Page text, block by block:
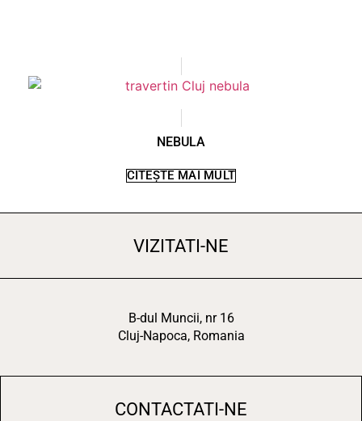
NEBULA
CITEȘTE MAI MULT
VIZITATI-NE
B-dul Muncii, nr 16
Cluj-Napoca, Romania
CONTACTATI-NE